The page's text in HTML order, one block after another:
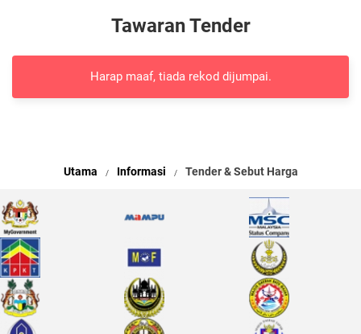
Tawaran Tender
Harap maaf, tiada rekod dijumpai.
Utama Informasi Tender & Sebut Harga